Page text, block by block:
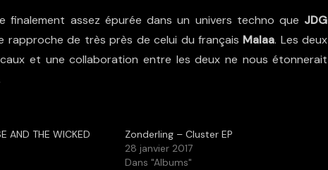
finalement assez épurée dans un univers techno que JDG
rapproche de très près de celui du français Malaa. Les deux
et une collaboration entre les deux ne nous étonnerait
AND THE WICKED
Zonderling – Cluster EP
28 janvier 2017
Dans "Albums"